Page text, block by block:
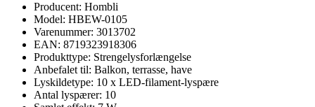
Producent: Hombli
Model: HBEW-0105
Varenummer: 3013702
EAN: 8719323918306
Produkttype: Strengelysforlængelse
Anbefalet til: Balkon, terrasse, have
Lyskildetype: 10 x LED-filament-lyspære
Antal lyspærer: 10